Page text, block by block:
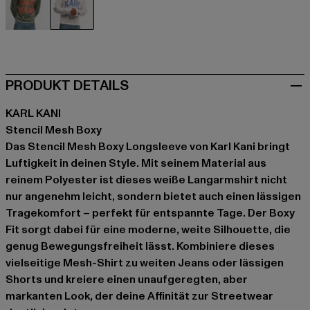
PRODUKT DETAILS
KARL KANI
Stencil Mesh Boxy
Das Stencil Mesh Boxy Longsleeve von Karl Kani bringt
Luftigkeit in deinen Style. Mit seinem Material aus
reinem Polyester ist dieses weiße Langarmshirt nicht
nur angenehm leicht, sondern bietet auch einen lässigen
Tragekomfort – perfekt für entspannte Tage. Der Boxy
Fit sorgt dabei für eine moderne, weite Silhouette, die
genug Bewegungsfreiheit lässt. Kombiniere dieses
vielseitige Mesh-Shirt zu weiten Jeans oder lässigen
Shorts und kreiere einen unaufgeregten, aber
markanten Look, der deine Affinität zur Streetwear